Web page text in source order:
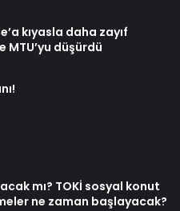
kıyasla daha zayıf
MTU’yu düşürdü
mı? TOKİ sosyal konut
ne zaman başlayacak?